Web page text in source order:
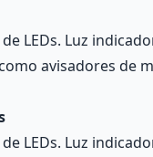
LEDs. Luz
avisadores de
LEDs. Luz